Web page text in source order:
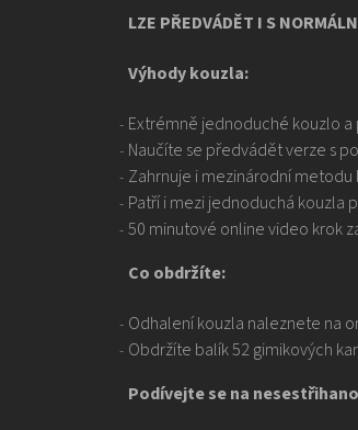
LZE PŘEDVÁDĚT I S
Výhody kouzla:
Extrémně jednoduché kouzlo a
Naučíte se předvádět verze s
Zahrnuje i mezinárodní
Patří i mezi jednoduchá kouzla
50 minutové online video krok
Co obdržíte:
Odhalení kouzla naleznete na
Obdržíte balík 52 gimikových
Podívejte se na